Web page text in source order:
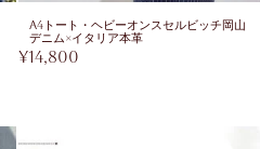
A4トート・ヘビーオンスセルビッチ岡山
デニム×イタリア本革
¥14,800